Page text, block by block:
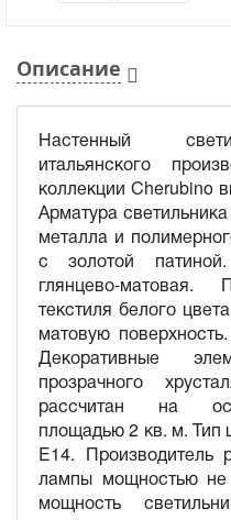
Описание
Настенный
итальянского
коллекции Сherubino
Арматура
металла и
с золотой
глянцево-
текстиля белого
матовую
Декоративные
прозрачного
рассчитан на
площадью 2 кв. м. Тип
E14. Производитель
лампы мощностью
мощность